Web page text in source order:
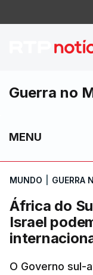
África
Guerra no
MENU
MUNDO GUERRA
África do
Israel
O Governo sul-